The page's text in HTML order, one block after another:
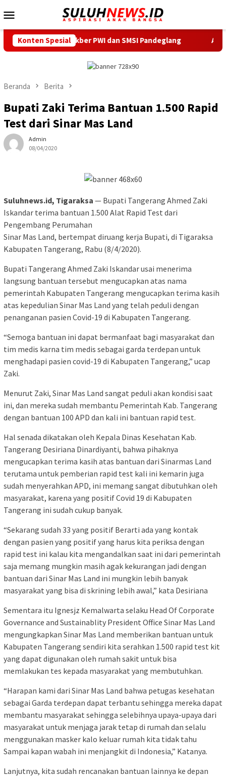
ke
Mobile
Konten Spesial
Sekber PWI dan SMSI Pandeglang Ardi Irawan
Beranda Berita
Bupati Zaki Terima Bantuan 1.500 Rapid
Test dari Sinar Mas Land
Admin
08/04/2020
Suluhnews.id, Tigaraksa — Bupati Tangerang Ahmed Zaki
Iskandar terima bantuan 1.500 Alat Rapid Test dari
Pengembang Perumahan
Sinar Mas Land, bertempat diruang kerja Bupati, di Tigaraksa
Kabupaten Tangerang, Rabu (8/4/2020).
Bupati Tangerang Ahmed Zaki Iskandar usai menerima
langsung bantuan tersebut mengucapkan atas nama
pemerintah Kabupaten Tangerang mengucapkan terima kasih
atas kepedulian Sinar Mas Land yang telah peduli dengan
penanganan pasien Covid-19 di Kabupaten Tangerang.
“Semoga bantuan ini dapat bermanfaat bagi masyarakat dan
tim medis karna tim medis sebagai garda terdepan untuk
menghadapi pasien covid-19 di Kabupaten Tangerang,” ucap
Zaki.
Menurut Zaki, Sinar Mas Land sangat peduli akan kondisi saat
ini, dan mereka sudah membantu Pemerintah Kab. Tangerang
dengan bantuan 100 APD dan kali ini bantuan rapid test.
Hal senada dikatakan oleh Kepala Dinas Kesehatan Kab.
Tangerang Desiriana Dinardiyanti, bahwa pihaknya
mengucapkan terima kasih atas bantuan dari Sinarmas Land
terutama untuk pemberian rapid test kali ini kemarin juga
sudah menyerahkan APD, ini memang sangat dibutuhkan oleh
masyarakat, karena yang positif Covid 19 di Kabupaten
Tangerang ini sudah cukup banyak.
“Sekarang sudah 33 yang positif Berarti ada yang kontak
dengan pasien yang positif yang harus kita periksa dengan
rapid test ini kalau kita mengandalkan saat ini dari pemerintah
saja memang mungkin masih agak kekurangan jadi dengan
bantuan dari Sinar Mas Land ini mungkin lebih banyak
masyarakat yang bisa di skrining lebih awal,” kata Desiriana
Sementara itu Ignesjz Kemalwarta selaku Head Of Corporate
Governance and Sustainablity President Office Sinar Mas Land
mengungkapkan Sinar Mas Land memberikan bantuan untuk
Kabupaten Tangerang sendiri kita serahkan 1.500 rapid test kit
yang dapat digunakan oleh rumah sakit untuk bisa
memlakukan tes kepada masyarakat yang membutuhkan.
“Harapan kami dari Sinar Mas Land bahwa petugas kesehatan
sebagai Garda terdepan dapat terbantu sehingga mereka dapat
membantu masyarakat sehingga selebihnya upaya-upaya dari
masyarakat untuk menjaga jarak tetap di rumah dan selalu
menggunakan masker kalo keluar rumah kita tidak tahu
Sampai kapan wabah ini menjangkit di Indonesia,” Katanya.
Lanjutnya, kita sudah rencanakan bantuan lainnya ke depan